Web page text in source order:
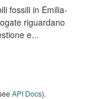
fossili in Emilia-
riguardano
e...
API Docs).